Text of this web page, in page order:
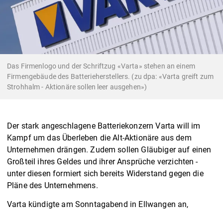
Das Firmenlogo und der Schriftzug «Varta» stehen an einem
Firmengebäude des Batterieherstellers. (zu dpa: «Varta greift zum
Strohhalm - Aktionäre sollen leer ausgehen»)
Der stark angeschlagene Batteriekonzern Varta will im
Kampf um das Überleben die Alt-Aktionäre aus dem
Unternehmen drängen. Zudem sollen Gläubiger auf einen
Großteil ihres Geldes und ihrer Ansprüche verzichten -
unter diesen formiert sich bereits Widerstand gegen die
Pläne des Unternehmens.
Varta kündigte am Sonntagabend in Ellwangen an,